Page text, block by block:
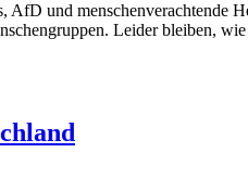
und menschenverachtende
Leider bleiben,